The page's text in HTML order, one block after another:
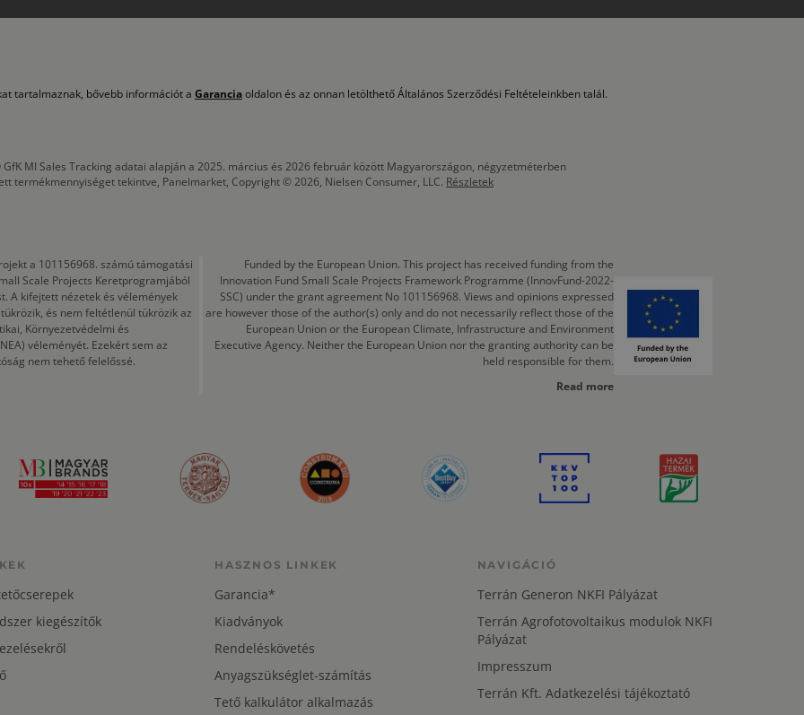
tartalmaznak, bővebb információt a Garanciaoldalon és az onnan letölthető Általános Szerződési Feltételeinkben talál.
MI Sales Tracking adatai alapján a 2025. március és 2026 február között Magyarországon, négyzetméterben
termékmennyiséget tekintve, Panelmarket, Copyright © 2026, Nielsen Consumer, LLC. Részletek
a 101156968. számú támogatási
Scale Projects Keretprogramjából
A kifejtett nézetek és vélemények
és nem feltétlenül tükrözik az
Környezetvédelmi és
véleményét. Ezekért sem az
nem tehető felelőssé.
Funded by the European Union. This project has received funding from the
Innovation Fund Small Scale Projects Framework Programme (InnovFund-2022-
SSC) under the grant agreement No 101156968. Views and opinions expressed
are however those of the author(s) only and do not necessarily reflect those of the
European Union or the European Climate, Infrastructure and Environment
Executive Agency. Neither the European Union nor the granting authority can be
held responsible for them.
Read more
kiegészítők
HASZNOS LINKEK
Garancia*
Kiadványok
Rendeléskövetés
Anyagszükséglet-számítás
Tető kalkulátor alkalmazás
NAVIGÁCIÓ
Terrán Generon NKFI Pályázat
Terrán Agrofotovoltaikus modulok NKFI
Pályázat
Impresszum
Terrán Kft. Adatkezelési tájékoztató